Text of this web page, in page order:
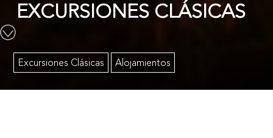
EXCURSIONES CLÁSICAS
Excursiones Clásicas Alojamientos